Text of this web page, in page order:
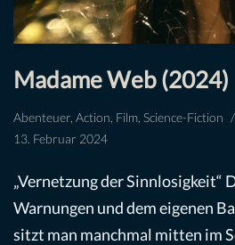
Madame Web
Abenteuer Action Film Science-Fiction
13. Februar 2024
„Vernetzung der Sinnlosigkeit“
Warnungen und dem eigenen
sitzt man manchmal mitten im